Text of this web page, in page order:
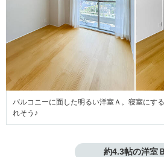
バルコニーに面した明るい洋室Ａ。寝室にす
れそう♪
約4.3帖の洋室Ｂ